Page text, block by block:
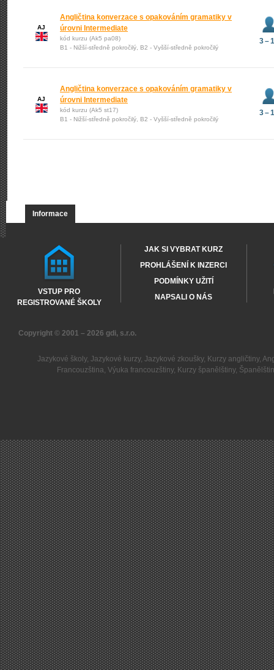
AJ
Angličtina konverzace s opakováním gramatiky v
úrovni Intermediate
kód kurzu (Ak5 pa08)
B1 - Nižší-středně pokročilý, B2 - Vyšší-středně pokročilý
3 –
AJ
Angličtina konverzace s opakováním gramatiky v
úrovni Intermediate
kód kurzu (Ak5 st17)
B1 - Nižší-středně pokročilý, B2 - Vyšší-středně pokročilý
3 –
Informace
VSTUP PRO
REGISTROVANÉ ŠKOLY
JAK SI VYBRAT KURZ
PROHLÁŠENÍ K INZERCI
PODMÍNKY UŽITÍ
NAPSALI O NÁS
Copyright © 2001 – 2026 gdi, s.r.o.
Jazykové školy, Jazykové kurzy, Jazykové zkoušky, Kurzy angličtiny,
Francouzština,Výuka francouzštiny, Kurzy španělštiny,